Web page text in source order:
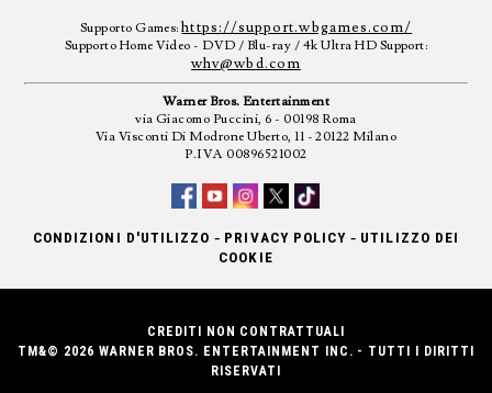
Supporto Games:https://support.wbgames.com/
Supporto Home Video - DVD / Blu-ray / 4k Ultra HD Support:
whv@wbd.com
Warner Bros. Entertainment
via Giacomo Puccini, 6 - 00198 Roma
Via Visconti Di Modrone Uberto, 11 - 20122 Milano
P.IVA 00896521002
CONDIZIONI D'UTILIZZO - PRIVACY POLICY - UTILIZZO DEI
COOKIE
CREDITI NON CONTRATTUALI
TM&© 2026 WARNER BROS. ENTERTAINMENT INC. - TUTTI I DIRITTI
RISERVATI